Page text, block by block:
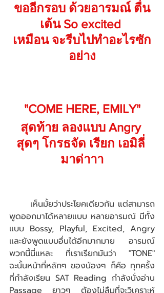
ขออีกรอบ ด้วยอารมณ์ ตื่น
เต้น So excited
เหมือน จะรีบไปทำอะไรซัก
อย่าง
"COME HERE, EMILY"
สุดท้าย ลองแบบ Angry
สุดๆ โกรธจัด เรียก เอมิลี่
มาด่าาา
เห็นมั้ยว่าประโยคเดียวกัน แต่สามารถ
พูดออกมาได้หลายแบบ หลายอารมณ์ มีทั้ง
แบบ Bossy, Playful, Excited, Angry
และยังพูดแบบอื่นได้อีกมากมาย อารมณ์
พวกนี้นี่แหละ ที่เราเรียกมันว่า "TONE"
ฉะนั้นหน้าที่หลักๆ ของน้องๆ ก็คือ ทุกครั้ง
ที่กำลังเรียน SAT Reading กำลังนั่งอ่าน
Passage ยาวๆ ต้องไม่ลืมที่จะวิเคราะห์